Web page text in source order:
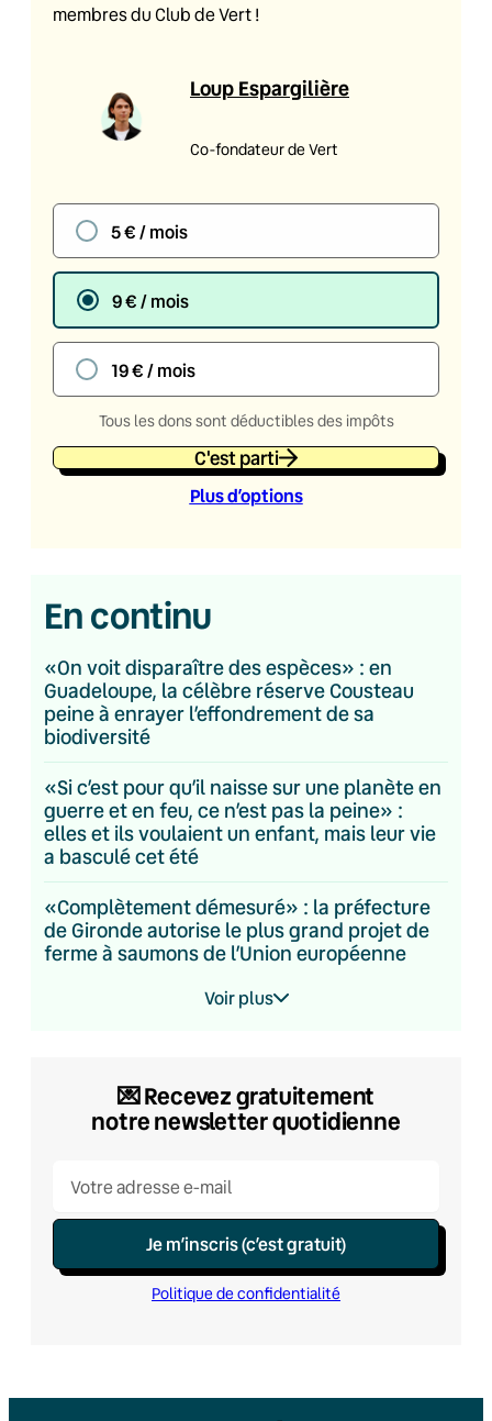
membres du Club de Vert !
Loup Espargilière
Co-fondateur de Vert
5 € / mois
9 € / mois
19 € / mois
Tous les dons sont déductibles des impôts
C'est parti
Plus d’options
En continu
«On voit disparaître des espèces» : en
Guadeloupe, la célèbre réserve Cousteau
peine à enrayer l’effondrement de sa
biodiversité
«Si c’est pour qu’il naisse sur une planète en
guerre et en feu, ce n’est pas la peine» :
elles et ils voulaient un enfant, mais leur vie
a basculé cet été
«Complètement démesuré» : la préfecture
de Gironde autorise le plus grand projet de
ferme à saumons de l’Union européenne
Voir plus
💌​ Recevez gratuitement
notre newsletter quotidienne
Je m’inscris (c’est gratuit)
Politique de confidentialité